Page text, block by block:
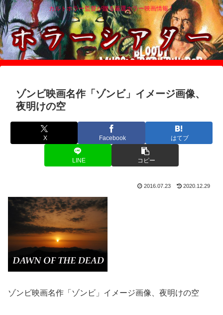
カルトホラー監督が贈る厳選ホラー映画情報！
ゾンビ映画名作「ゾンビ」イメージ画像、
夜明けの空
X Facebook はてブ
LINE コピー
2016.07.23 2020.12.29
ゾンビ映画名作「ゾンビ」イメージ画像、夜明けの空